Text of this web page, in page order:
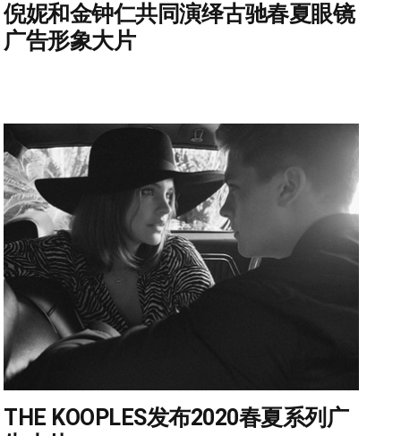
倪妮和金钟仁共同演绎古驰春夏眼镜
广告形象大片
THE KOOPLES发布2020春夏系列广